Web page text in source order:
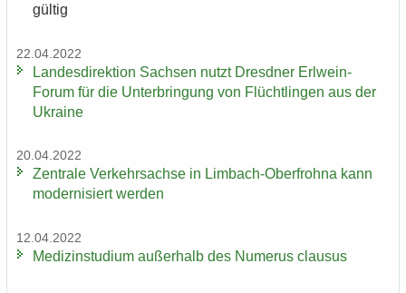
gül­tig
22.04.2022
Lan­des­di­rek­ti­on Sach­sen nutzt Dresd­ner Erlwein-​
Forum für die Un­ter­brin­gung von Flücht­lin­gen aus der
Ukrai­ne
20.04.2022
Zen­tra­le Ver­kehrs­ach­se in Limbach-​Oberfrohna kann
mo­der­ni­siert wer­den
12.04.2022
Me­di­zin­stu­di­um au­ßer­halb des Nu­me­rus clau­sus